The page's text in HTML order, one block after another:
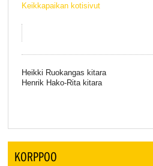
Keikkapaikan kotisivut
Heikki Ruokangas kitara
Henrik Hako-Rita kitara
KORPPOO